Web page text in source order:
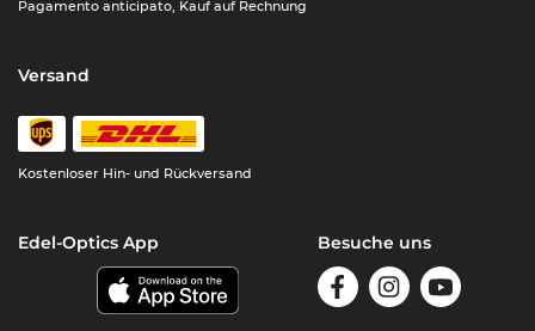
Pagamento anticipato, Kauf auf Rechnung
Versand
Kostenloser Hin- und Rückversand
Edel-Optics App Besuche uns